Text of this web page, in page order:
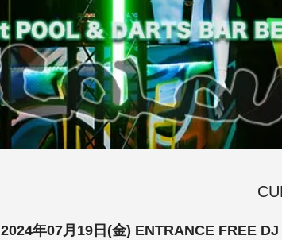
2024年07月19日(金) ENTRANCE FREE